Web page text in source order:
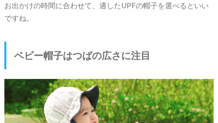
お出かけの時間に合わせて、適したUPFの帽子を選べるといい
ですね。
ベビー帽子はつばの広さに注目